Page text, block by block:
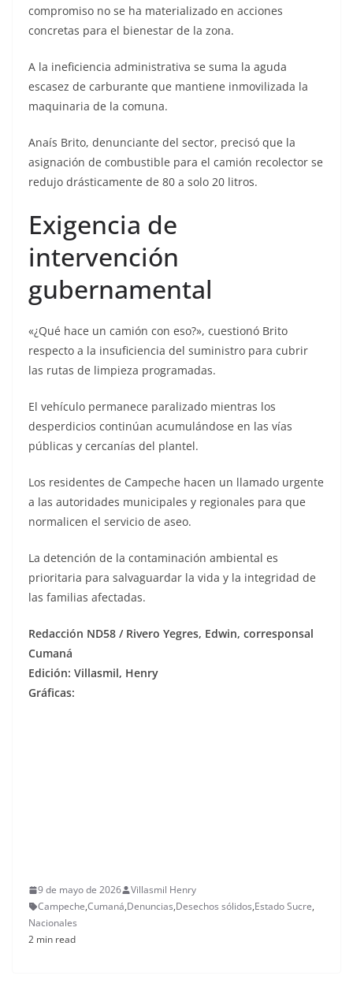
compromiso no se ha materializado en acciones
concretas para el bienestar de la zona.
A la ineficiencia administrativa se suma la aguda
escasez de carburante que mantiene inmovilizada la
maquinaria de la comuna.
Anaís Brito, denunciante del sector, precisó que la
asignación de combustible para el camión recolector se
redujo drásticamente de 80 a solo 20 litros.
Exigencia de
intervención
gubernamental
«¿Qué hace un camión con eso?», cuestionó Brito
respecto a la insuficiencia del suministro para cubrir
las rutas de limpieza programadas.
El vehículo permanece paralizado mientras los
desperdicios continúan acumulándose en las vías
públicas y cercanías del plantel.
Los residentes de Campeche hacen un llamado urgente
a las autoridades municipales y regionales para que
normalicen el servicio de aseo.
La detención de la contaminación ambiental es
prioritaria para salvaguardar la vida y la integridad de
las familias afectadas.
Redacción ND58 / Rivero Yegres, Edwin, corresponsal
Cumaná
Edición: Villasmil, Henry
Gráficas:
9 de mayo de 2026
Villasmil Henry
Campeche,Cumaná,Denuncias,Desechos sólidos,Estado Sucre,
Nacionales
2 min read